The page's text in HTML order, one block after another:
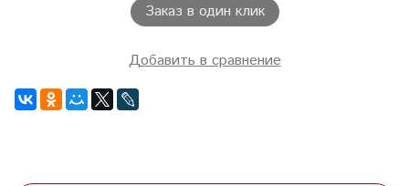
Заказ в один клик
Добавить в сравнение